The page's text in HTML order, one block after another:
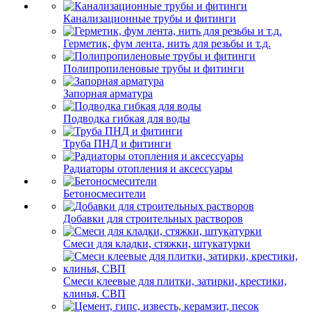
Канализационные трубы и фитинги
Герметик, фум лента, нить для резьбы и т.д.
Полипропиленовые трубы и фитинги
Запорная арматура
Подводка гибкая для воды
Труба ПНД и фитинги
Радиаторы отопления и аксессуары
Бетоносмесители
Добавки для строительных растворов
Смеси для кладки, стяжки, штукатурки
Смеси клеевые для плитки, затирки, крестики,
клинья, СВП